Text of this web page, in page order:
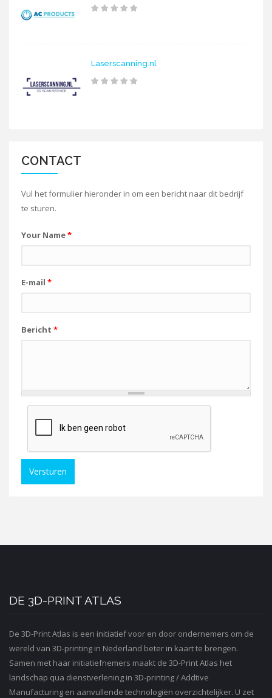
Laserscanning.nl
CONTACT
Vul het formulier hieronder in om een bericht naar dit bedrijf
te sturen.
Your Name*
E-mail *
Bericht *
Versturen
DE 3D-PRINT ATLAS
De 3D-Print Atlas is een initiatief voor en door ondernemers om de
wereld van 3D-printing in Nederland beter in kaart te brengen.
Samen met haar initiatiefnemers maakt de 3D-Print Atlas het
landschap qua dienstverlening in 3D-printing / Addtive
Manufacturing en aanvullende technologiën overzichtelijker. U zet